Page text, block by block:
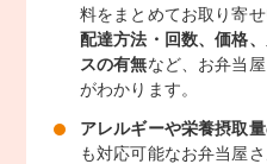
料をまとめてお取り寄せ
配達方法・回数、価格
スの有無など、お弁当
がわかります。
アレルギーや栄養摂取
も対応可能なお弁当屋